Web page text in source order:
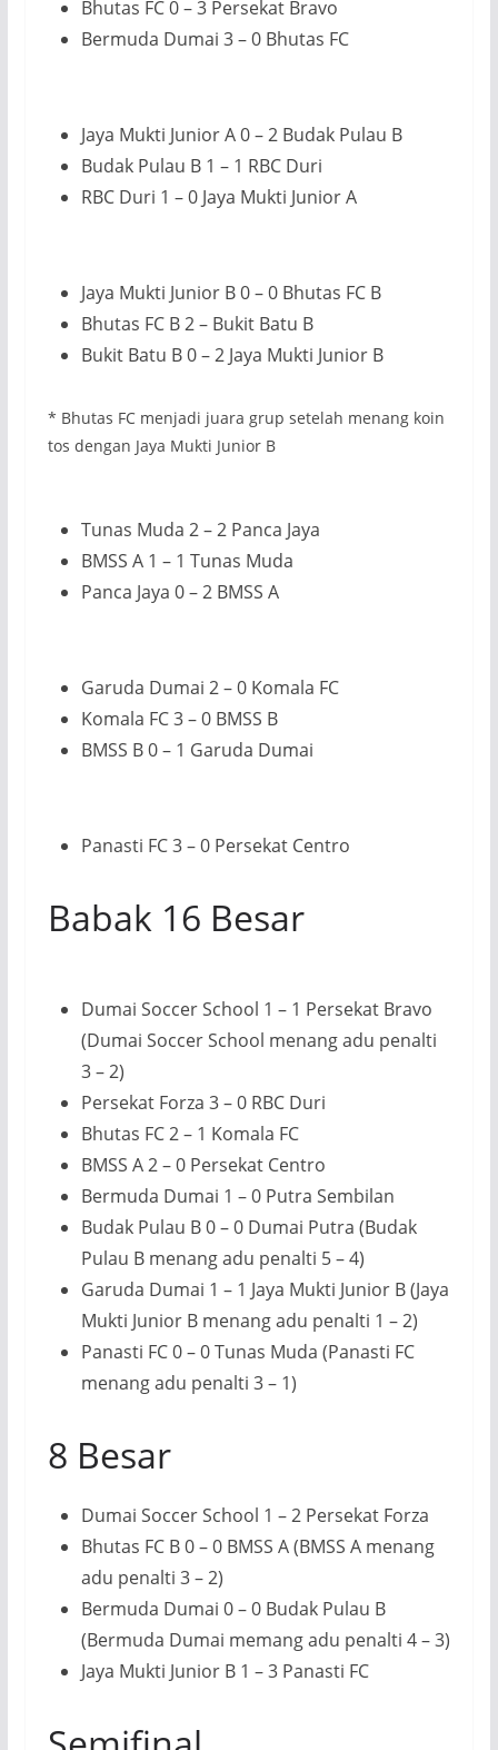
Bhutas FC 0 – 3 Persekat Bravo
Bermuda Dumai 3 – 0 Bhutas FC
Jaya Mukti Junior A 0 – 2 Budak Pulau B
Budak Pulau B 1 – 1 RBC Duri
RBC Duri 1 – 0 Jaya Mukti Junior A
Jaya Mukti Junior B 0 – 0 Bhutas FC B
Bhutas FC B 2 – Bukit Batu B
Bukit Batu B 0 – 2 Jaya Mukti Junior B
* Bhutas FC menjadi juara grup setelah menang koin
tos dengan Jaya Mukti Junior B
Tunas Muda 2 – 2 Panca Jaya
BMSS A 1 – 1 Tunas Muda
Panca Jaya 0 – 2 BMSS A
Garuda Dumai 2 – 0 Komala FC
Komala FC 3 – 0 BMSS B
BMSS B 0 – 1 Garuda Dumai
Panasti FC 3 – 0 Persekat Centro
Babak 16 Besar
Dumai Soccer School 1 – 1 Persekat Bravo
(Dumai Soccer School menang adu penalti
3 – 2)
Persekat Forza 3 – 0 RBC Duri
Bhutas FC 2 – 1 Komala FC
BMSS A 2 – 0 Persekat Centro
Bermuda Dumai 1 – 0 Putra Sembilan
Budak Pulau B 0 – 0 Dumai Putra (Budak
Pulau B menang adu penalti 5 – 4)
Garuda Dumai 1 – 1 Jaya Mukti Junior B (Jaya
Mukti Junior B menang adu penalti 1 – 2)
Panasti FC 0 – 0 Tunas Muda (Panasti FC
menang adu penalti 3 – 1)
8 Besar
Dumai Soccer School 1 – 2 Persekat Forza
Bhutas FC B 0 – 0 BMSS A (BMSS A menang
adu penalti 3 – 2)
Bermuda Dumai 0 – 0 Budak Pulau B
(Bermuda Dumai memang adu penalti 4 – 3)
Jaya Mukti Junior B 1 – 3 Panasti FC